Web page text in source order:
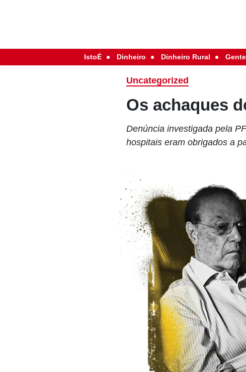
IstoÉ Dinheiro Dinheiro Rural Gente
Uncategorized
Os achaques
Denúncia investigada pela
hospitais eram obrigados a